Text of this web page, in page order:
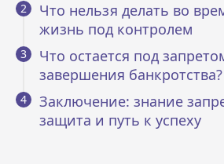
Что нельзя делать во
жизнь под контролем
Что остается под
завершения банкротства?
Заключение: знание
защита и путь к успеху